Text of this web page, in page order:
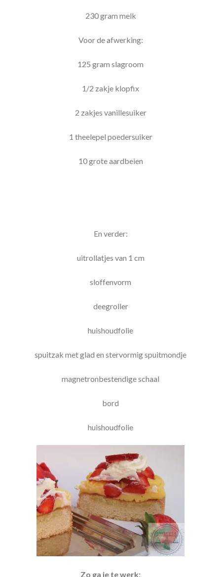
230 gram melk
Voor de afwerking:
125 gram slagroom
1/2 zakje klopfix
2 zakjes vanillesuiker
1 theelepel poedersuiker
10 grote aardbeien
En verder:
uitrollatjes van 1 cm
sloffenvorm
deegroller
huishoudfolie
spuitzak met glad en stervormig spuitmondje
magnetronbestendige schaal
bord
huishoudfolie
Zo ga je te werk: